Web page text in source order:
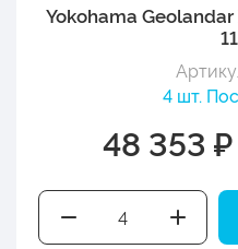
Yokohama
4 шт.
48 353 ₽